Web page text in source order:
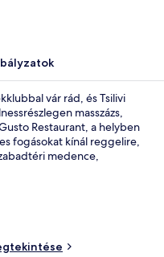
vár rád, és Tsilivi
masszázs,
Restaurant, a helyben
fogásokat kínál reggelire,
medence,